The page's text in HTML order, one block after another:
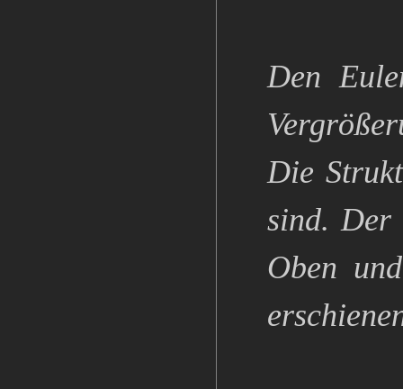
Den
Die
sind. Der
Oben